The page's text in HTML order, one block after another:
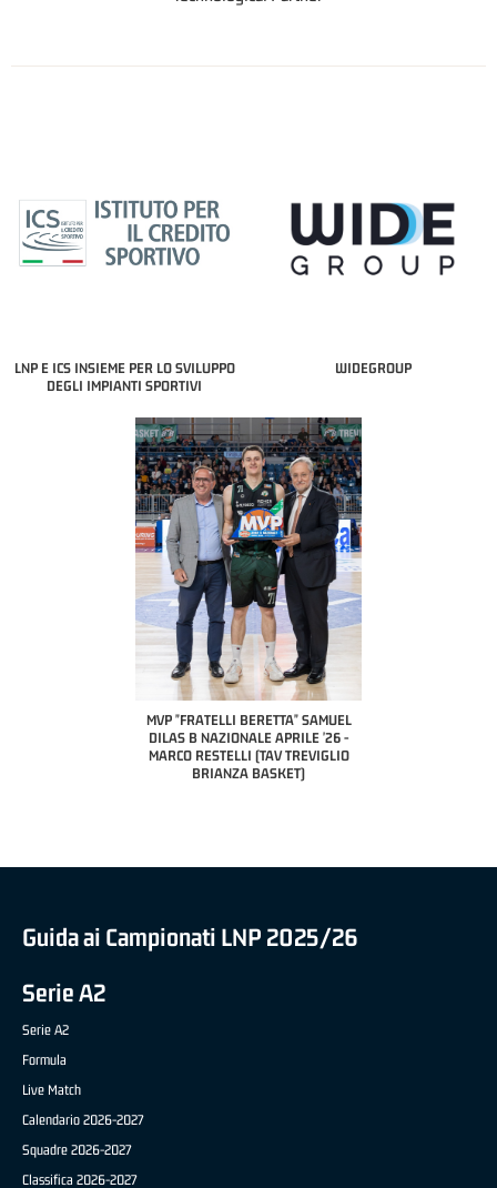
LNP E ICS INSIEME PER LO SVILUPPO
DEGLI IMPIANTI SPORTIVI
WIDEGROUP
MVP "FRATELLI BERETTA" SAMUEL
DILAS B NAZIONALE APRILE '26 -
MARCO RESTELLI (TAV TREVIGLIO
BRIANZA BASKET)
Guida ai Campionati LNP 2025/26
Serie A2
Serie A2
Formula
Live Match
Calendario 2026-2027
Squadre 2026-2027
Classifica 2026-2027